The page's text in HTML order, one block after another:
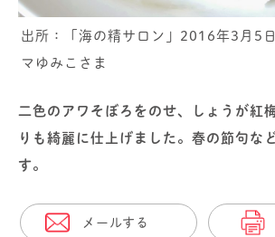
出所：「海の精サロン」2016年3月5
マゆみこさま
二色のアワそぼろをのせ、しょうが紅
りも綺麗に仕上げました。春の節句な
す。
メールする